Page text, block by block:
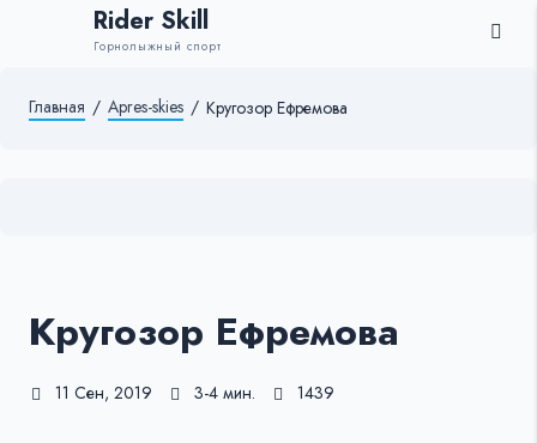
Rider Skill
Горнолыжный спорт
Главная / Apres-skies / Кругозор Ефремова
Кругозор Ефремова
11 Сен, 2019 3-4 мин. 1439